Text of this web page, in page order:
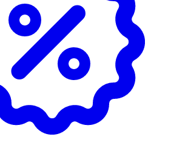
Glycerin, Isopropyl Isostearate,
12, Polyglyceryl-3 Methylglucose
Myristate, Dimethiconol,
Ethylparaben, Cetyl Alcohol,
Carbomer.